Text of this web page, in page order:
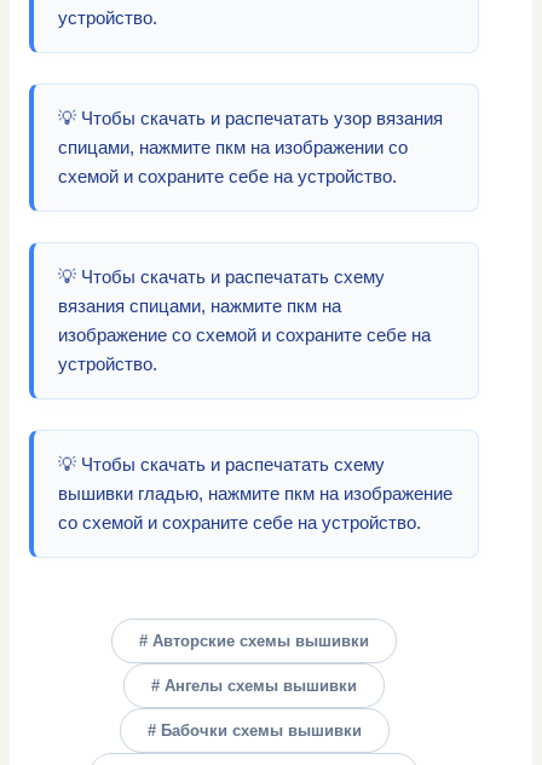
устройство.
💡 Чтобы скачать и распечатать узор вязания
спицами, нажмите пкм на изображении со
схемой и сохраните себе на устройство.
💡 Чтобы скачать и распечатать схему
вязания спицами, нажмите пкм на
изображение со схемой и сохраните себе на
устройство.
💡 Чтобы скачать и распечатать схему
вышивки гладью, нажмите пкм на изображение
со схемой и сохраните себе на устройство.
# Авторские схемы вышивки
# Ангелы схемы вышивки
# Бабочки схемы вышивки